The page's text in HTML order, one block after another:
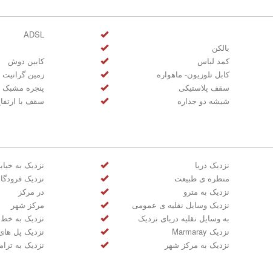
ADSL
بالکن
کابین دوش
کمد لباس
زمین گرانیت
کابل تلوزیون- ماهواره
پنجره مشبک
سقف پلاستیکی
سقف با
شیشه دو جداره
نزدیک به نزدیک دریا
نزدیک
منظره ی طبیعت
در مرکز
نزدیک به مترو
مرکز شهر
نزدیک وسایل نقلیه ی عمومی
نزدیک به
به وسایل نقلیه دریای نزدیک
نزدیک پل
نزدیک Marmaray
نزدیک به
نزدیک به مرکز شهر